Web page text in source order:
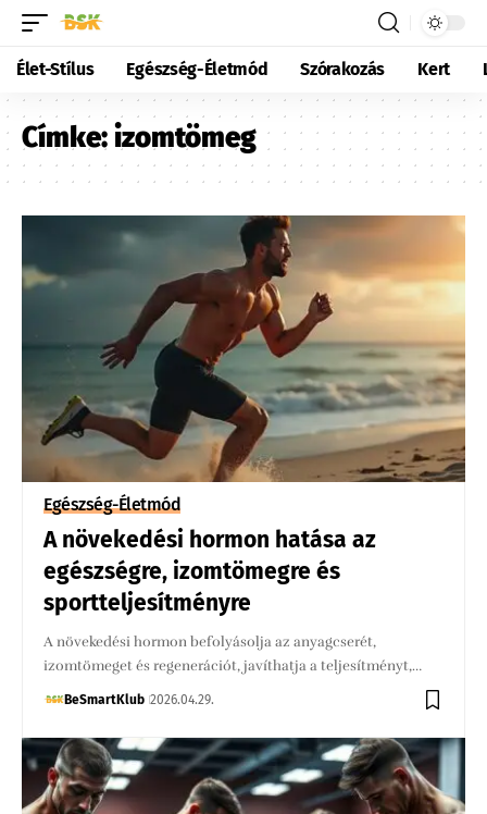
Élet-Stílus Egészség-Életmód Szórakozás Kert
Címke:izomtömeg
Egészség-Életmód
A növekedési hormon hatása az
egészségre, izomtömegre és
sportteljesítményre
A növekedési hormon befolyásolja az anyagcserét,
izomtömeget és regenerációt, javíthatja a teljesítményt,…
BeSmartKlub 2026.04.29.